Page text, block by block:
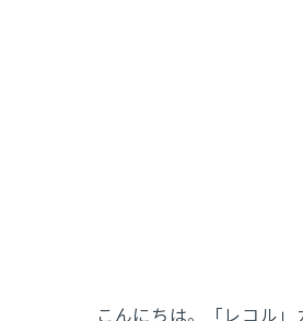
こんにちは。「レコル」